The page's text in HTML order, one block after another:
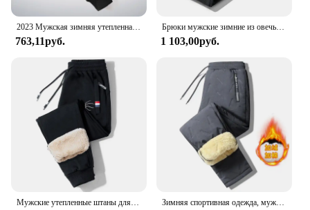
763,11руб.
Брюки мужские зимние из овечьей шерсти, Теплые повседневные спортивные штаны для фитнеса и бега, однотонные прямые флисовые брюки с Кулиской
1 103,00руб.
Мужские утепленные штаны для активного отдыха, повседневные теплые хлопковые брюки, зимние штаны, высококачественные спортивные штаны для спортзала, брюки на шнуровке Зимняя спортивная одежда, мужские плюшевые толстые флисовые спортивные штаны, термобрюки из овечьей шерсти, повседневные брюки, ветрозащитные теплые хлопковые брюки 8828